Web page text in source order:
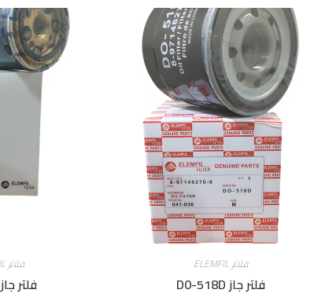
فلاتر ELEMFIL
فلتر جاز DF-214
فلاتر ELEMFIL
فلتر جاز D0-518D